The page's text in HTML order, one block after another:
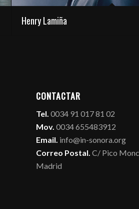
Henry Lamiña
CONTACTAR
Tel. 0034 91 017 81 02
Mov. 0034 655483912
Email. info@in-sonora.org
Correo Postal. C/ Pico
Madrid